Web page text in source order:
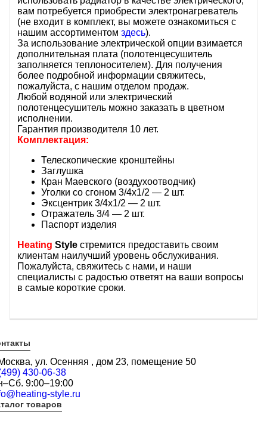
вам потребуется приобрести электронагреватель
(не входит в комплект, вы можете ознакомиться с
нашим ассортиментом здесь).
За использование электрической опции взимается
дополнительная плата (полотенцесушитель
заполняется теплоносителем). Для получения
более подробной информации свяжитесь,
пожалуйста, с нашим отделом продаж.
Любой водяной или электрический
полотенцесушитель можно заказать в цветном
исполнении.
Гарантия производителя 10 лет.
Комплектация:
Телескопические кронштейны
Заглушка
Кран Маевского (воздухоотводчик)
Уголки со сгоном 3/4x1/2 — 2 шт.
Эксцентрик 3/4x1/2 — 2 шт.
Отражатель 3/4 — 2 шт.
Паспорт изделия
Heating Style стремится предоставить своим
клиентам наилучший уровень обслуживания.
Пожалуйста, свяжитесь с нами, и наши
специалисты с радостью ответят на ваши вопросы
в самые короткие сроки.
ул. Осенняя , дом 23, помещение 50
430-06-38
9:00–19:00
style.ru
товаров